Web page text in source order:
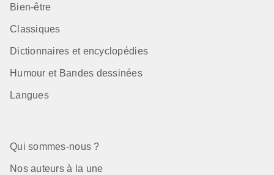
Bien-être
Classiques
Dictionnaires et encyclopédies
Humour et Bandes dessinées
Langues
Qui sommes-nous ?
Nos auteurs à la une